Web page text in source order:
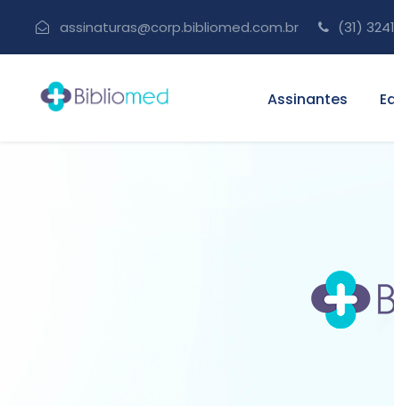
assinaturas@corp.bibliomed.com.br (31)
Assinantes